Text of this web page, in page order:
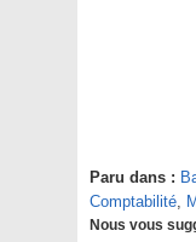
Paru dans :
Comptabilité,
Nous vous